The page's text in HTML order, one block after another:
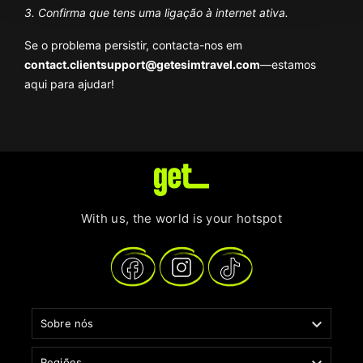
3. Confirma que tens uma ligação à internet ativa.
Se o problema persistir, contacta-nos em
contact.clientsupport@getesimtravel.com—estamos
aqui para ajudar!
With us, the world is your hotspot
Sobre nós 